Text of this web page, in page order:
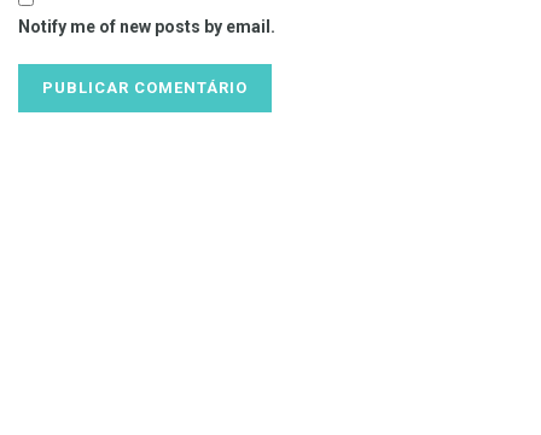
Notify me of new posts by email.